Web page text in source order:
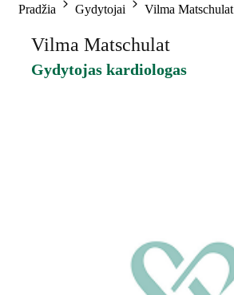
Pradžia Gydytojai Vilma Matschulat
Vilma Matschulat
Gydytojas kardiologas